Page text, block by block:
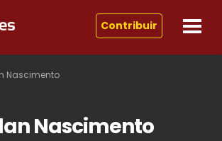
Contribuir
Nascimento
Nascimento